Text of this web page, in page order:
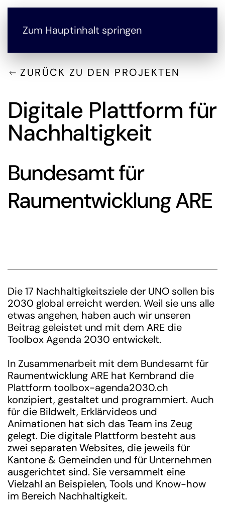
Zum Hauptinhalt springen
ZURÜCK ZU DEN PROJEKTEN
Digitale Plattform für
Nachhaltigkeit
Bundesamt für
Raumentwicklung ARE
Die 17 Nachhaltigkeitsziele der UNO sollen bis
2030 global erreicht werden. Weil sie uns alle
etwas angehen, haben auch wir unseren
Beitrag geleistet und mit dem ARE die
Toolbox Agenda 2030 entwickelt.
In Zusammenarbeit mit dem Bundesamt für
Raumentwicklung ARE hat Kernbrand die
Plattform toolbox-agenda2030.ch
konzipiert, gestaltet und programmiert. Auch
für die Bildwelt, Erklärvideos und
Animationen hat sich das Team ins Zeug
gelegt. Die digitale Plattform besteht aus
zwei separaten Websites, die jeweils für
Kantone & Gemeinden und für Unternehmen
ausgerichtet sind. Sie versammelt eine
Vielzahl an Beispielen, Tools und Know-how
im Bereich Nachhaltigkeit.